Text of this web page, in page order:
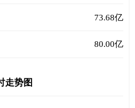
73.68亿
80.00亿
走势图